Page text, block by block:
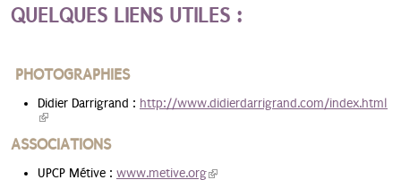
QUELQUES LIENS UTILES :
PHOTOGRAPHIES
Didier Darrigrand : http://www.didierdarrigrand.com/index.html
(link is external)
ASSOCIATIONS
UPCP Métive : www.metive.org(link is external)